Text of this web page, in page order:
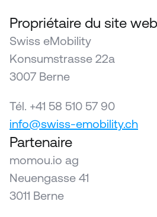
Propriétaire du site web
Swiss eMo­bi­li­ty
Konsumstrasse 22a
3007 Berne
Tél. +41 58 510 57 90
info@​swiss-emobility.​ch
Partenaire
momou.io ag
Neuengasse 41
3011 Berne